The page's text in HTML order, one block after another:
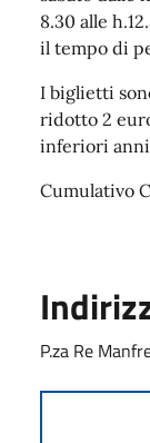
8.30 alle
il tempo di
I biglietti
ridotto 2
inferiori anni
Cumulativo
P.za Re